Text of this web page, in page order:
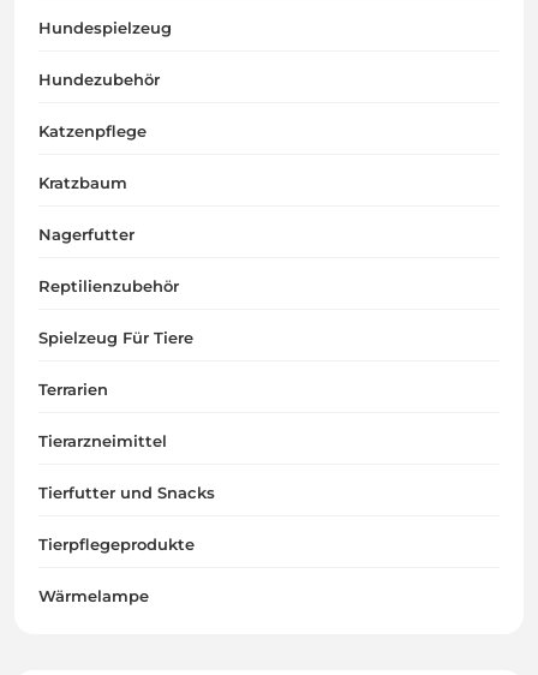
Hundespielzeug
Hundezubehör
Katzenpflege
Kratzbaum
Nagerfutter
Reptilienzubehör
Spielzeug Für Tiere
Terrarien
Tierarzneimittel
Tierfutter und Snacks
Tierpflegeprodukte
Wärmelampe